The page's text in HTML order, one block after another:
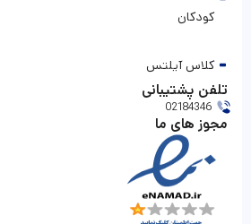
کودکان
کلاس آیلتس
تلفن پشتیبانی
02184346
مجوز های ما